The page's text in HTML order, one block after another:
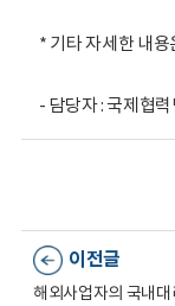
* 기타 자세한 내
- 담당자 : 국제협
이전글